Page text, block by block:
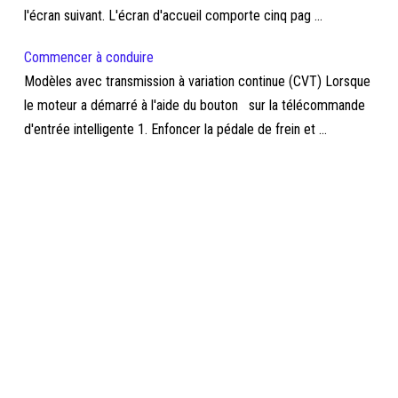
l'écran suivant. L'écran d'accueil comporte cinq pag ...
Commencer à conduire
Modèles avec transmission à variation continue (CVT) Lorsque
le moteur a démarré à l'aide du bouton sur la télécommande
d'entrée intelligente 1. Enfoncer la pédale de frein et ...